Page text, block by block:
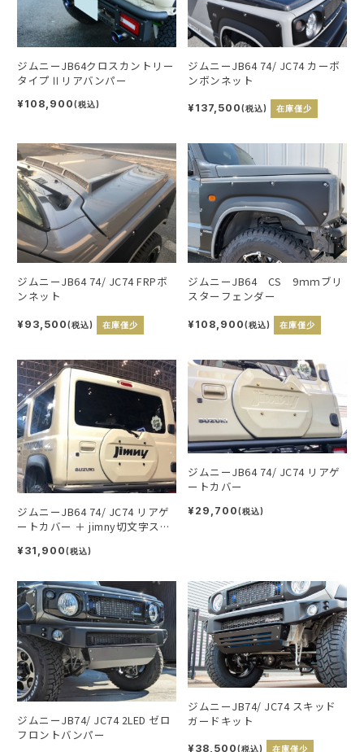
ジムニーJB64クロスカントリー
タイプⅡリアバンパー
¥108,900(税込)
ジムニーJB64 74/ JC74 カーボ
ンボンネット
¥137,500(税込) 在庫僅少
ジムニーJB64 74/ JC74 FRPボ
ンネット
¥93,500(税込) 在庫僅少
ジムニーJB64 CS 9ｍｍブリ
スターフェンダー
¥108,900(税込) 在庫僅少
ジムニーJB64 74/ JC74 リアゲ
ートカバー ＋ jimny切文字ステ
¥31,900(税込)
ジムニーJB64 74/ JC74 リアゲ
ートカバー
¥29,700(税込)
ジムニーJB74/ JC74 2LED ゼロ
フロントバンパー
ジムニーJB74/ JC74 スキッド
ガードキット
¥38,500(税込) 在庫僅少